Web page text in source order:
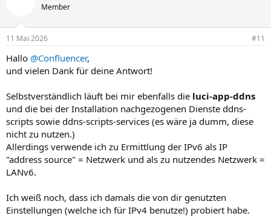
e
:
Member
11 Mai 2026 #11
Hallo @Confluencer,
und vielen Dank für deine Antwort!
Selbstverständlich läuft bei mir ebenfalls die luci-app-ddns
und die bei der Installation nachgezogenen Dienste ddns-
scripts sowie ddns-scripts-services (es wäre ja dumm, diese
nicht zu nutzen.)
Allerdings verwende ich zu Ermittlung der IPv6 als IP
"address source" = Netzwerk und als zu nutzendes Netzwerk =
LANv6.
Ich weiß noch, dass ich damals die von dir genutzten
Einstellungen (welche ich für IPv4 benutze!) probiert habe.